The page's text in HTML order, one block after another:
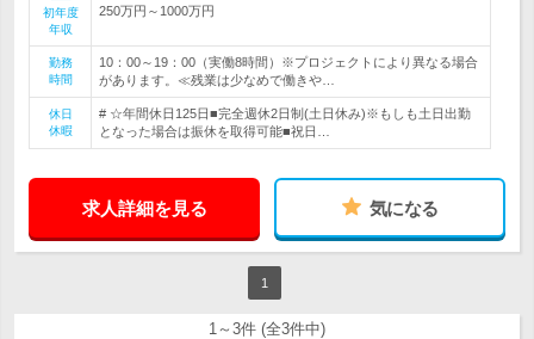
初年度
年収
250万円～1000万円
勤務
時間
10：00～19：00（実働8時間）※プロジェクトにより異なる場合
があります。≪残業は少なめで働きや…
休日
休暇
# ☆年間休日125日■完全週休2日制(土日休み)※もしも土日出勤
となった場合は振休を取得可能■祝日…
求人詳細を見る 気になる
1
1～3件 (全3件中)